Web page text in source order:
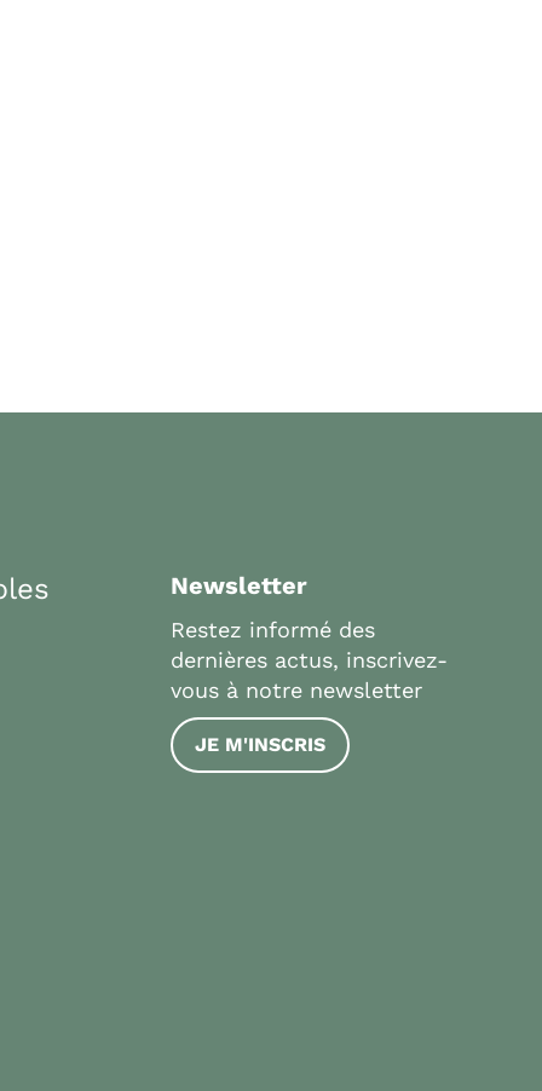
Newsletter
Restez informé des
dernières actus, inscrivez-
vous à notre newsletter
JE M'INSCRIS